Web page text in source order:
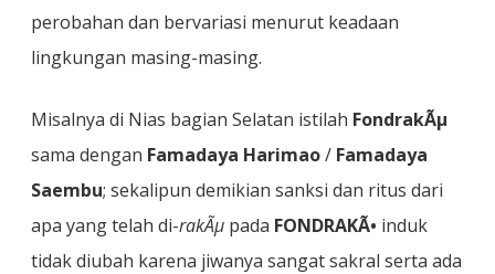
perobahan dan bervariasi menurut keadaan
lingkungan masing-masing.
Misalnya di Nias bagian Selatan istilah FondrakÃµ
sama dengan Famadaya Harimao/ Famadaya
Saembu; sekalipun demikian sanksi dan ritus dari
apa yang telah di-rakÃµ pada FONDRAKÃ• induk
tidak diubah karena jiwanya sangat sakral serta ada